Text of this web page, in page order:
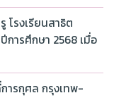
โรงเรียนสาธิต
ารศึกษา 2568 เมื่อ
ารกุศล กรุงเทพ-